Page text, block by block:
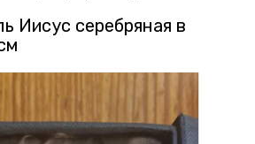
Иисус серебряная в